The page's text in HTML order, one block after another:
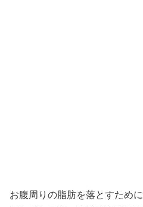
お腹周りの脂肪を落とすため